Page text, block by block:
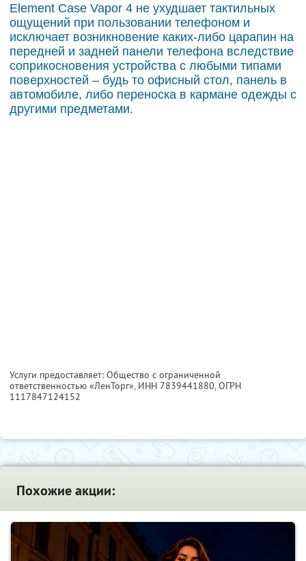
Element Case Vapor 4 не ухудшает тактильных
ощущений при пользовании телефоном и
исключает возникновение каких-либо царапин на
передней и задней панели телефона вследствие
соприкосновения устройства с любыми типами
поверхностей – будь то офисный стол, панель в
автомобиле, либо переноска в кармане одежды с
другими предметами.
Услуги предоставляет: Общество с ограниченной
ответственностью «ЛенТорг», ИНН 7839441880, ОГРН
1117847124152
Похожие акции: